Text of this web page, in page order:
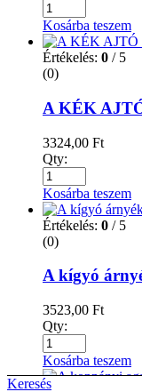
Kosárba teszem
Értékelés: 0 / 5
(0)
A KÉK
3324,00 Ft
Qty:
Kosárba teszem
Értékelés: 0 / 5
(0)
A kígyó
3523,00 Ft
Qty:
Kosárba teszem
Keresés